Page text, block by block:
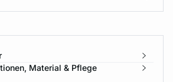
Material & Pflege